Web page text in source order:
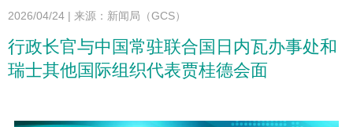
2026/04/24 | 来源：新闻局（GCS）
行政长官与中国常驻联合国日内瓦办事处和
瑞士其他国际组织代表贾桂德会面